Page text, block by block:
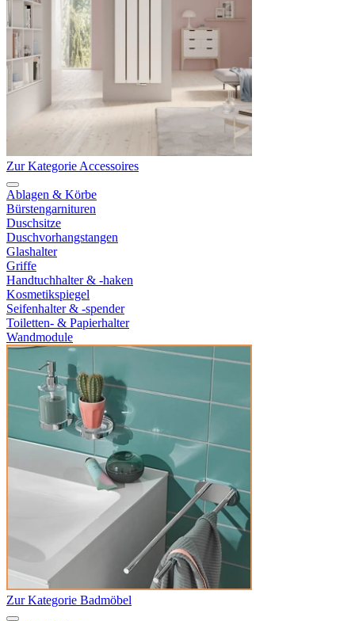
Zur Kategorie Accessoires
Ablagen & Körbe
Bürstengarnituren
Duschsitze
Duschvorhangstangen
Glashalter
Griffe
Handtuchhalter & -haken
Kosmetikspiegel
Seifenhalter & -spender
Toiletten- & Papierhalter
Wandmodule
Zur Kategorie Badmöbel